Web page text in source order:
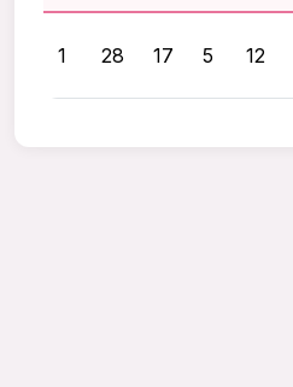
1 28 17 5 12